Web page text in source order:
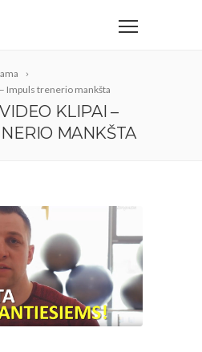
Impuls trenerio mankšta
KLIPAI –
MANKŠTA